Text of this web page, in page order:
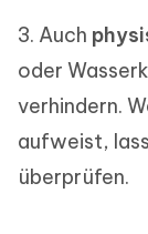
3. Auch
oder
verhindern.
aufweist,
überprüfen.